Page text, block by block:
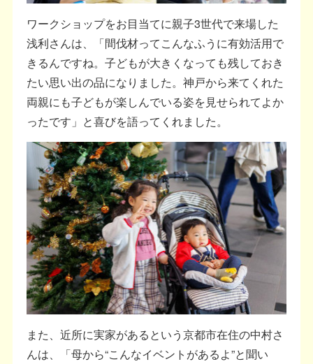
ワークショップをお目当てに親子3世代で来場した
浅利さんは、「間伐材ってこんなふうに有効活用で
きるんですね。子どもが大きくなっても残しておき
たい思い出の品になりました。神戸から来てくれた
両親にも子どもが楽しんでいる姿を見せられてよか
ったです」と喜びを語ってくれました。
また、近所に実家があるという京都市在住の中村さ
んは、「母から“こんなイベントがあるよ”と聞い